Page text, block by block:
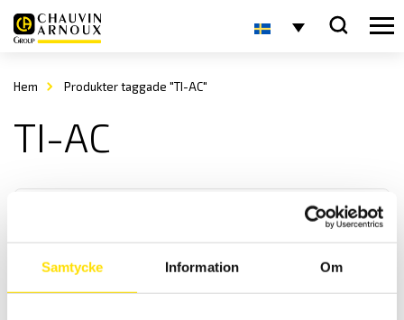
Samtycke Information Om
Hem Produkter taggade "TI-AC"
TI-AC